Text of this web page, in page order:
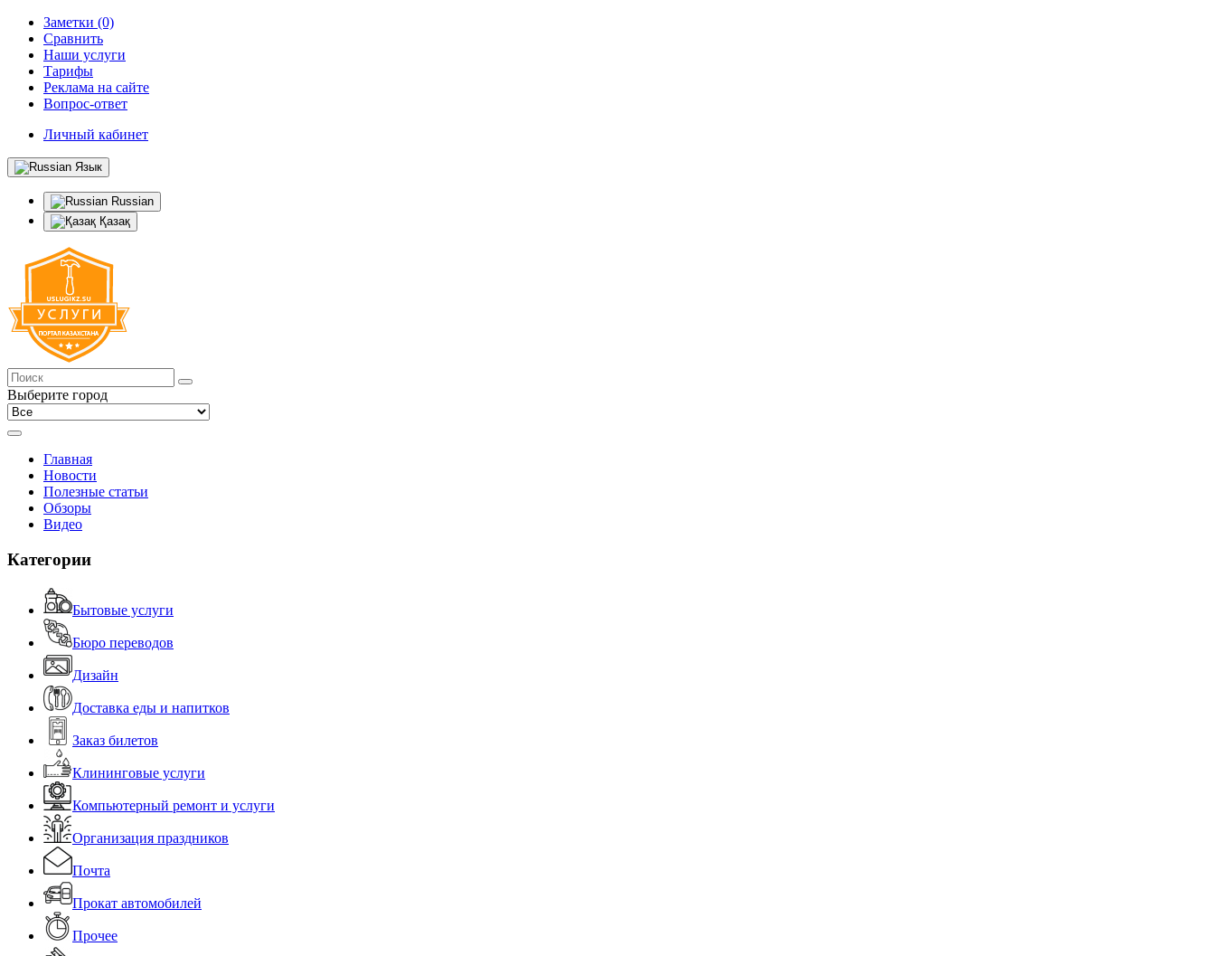
Заметки (0)
Сравнить
Наши услуги
Тарифы
Реклама на сайте
Вопрос-ответ
Личный кабинет
Язык
Russian
Қазақ
Выберите город
Главная
Новости
Полезные статьи
Обзоры
Видео
Категории
Бытовые услуги
Бюро переводов
Дизайн
Доставка еды и напитков
Заказ билетов
Клининговые услуги
Компьютерный ремонт и услуги
Организация праздников
Почта
Прокат автомобилей
Прочее